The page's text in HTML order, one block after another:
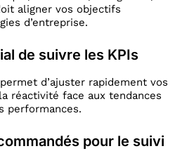
aligner vos objectifs
d’entreprise.
de suivre les KPIs
d’ajuster rapidement vos
réactivité face aux tendances
performances.
pour le suivi